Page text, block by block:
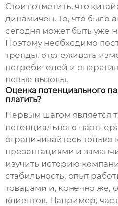
Стоит отметить, что
динамичен. То, что было
сегодня может быть уже
Поэтому необходимо
тренды, отслеживать
потребителей и
новые вызовы.
Оценка потенциального
платить?
Первым шагом является
потенциального
ограничивайтесь только
презентациями и
изучить историю
стабильность, опыт
товарами и, конечно же,
клиентов. Например,